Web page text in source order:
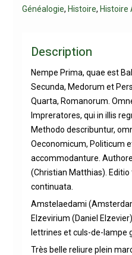
Généalogie, Histoire, Histoire
Description
Nempe Prima, quae est
Secunda, Medorum et
Quarta, Romanorum.
Impreratores, qui in illis
Methodo describuntur,
Oeconomicum, Politicum
accommodanture.
(Christian Matthias).
continuata.
Amstelaedami
Elzevirium (Daniel
lettrines et culs-de-lampe
Très belle reliure plein